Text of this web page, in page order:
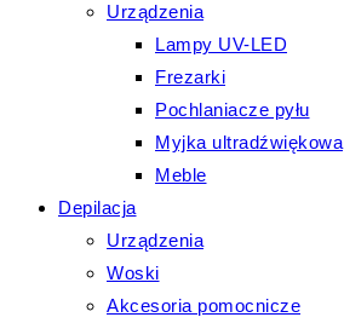
Urządzenia
Lampy UV-LED
Frezarki
Pochlaniacze pyłu
Myjka ultradźwiękowa
Meble
Depilacja
Urządzenia
Woski
Akcesoria pomocnicze